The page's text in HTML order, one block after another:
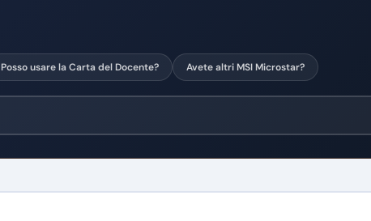
Posso usare la Carta del Docente? Avete altri MSI Microstar?